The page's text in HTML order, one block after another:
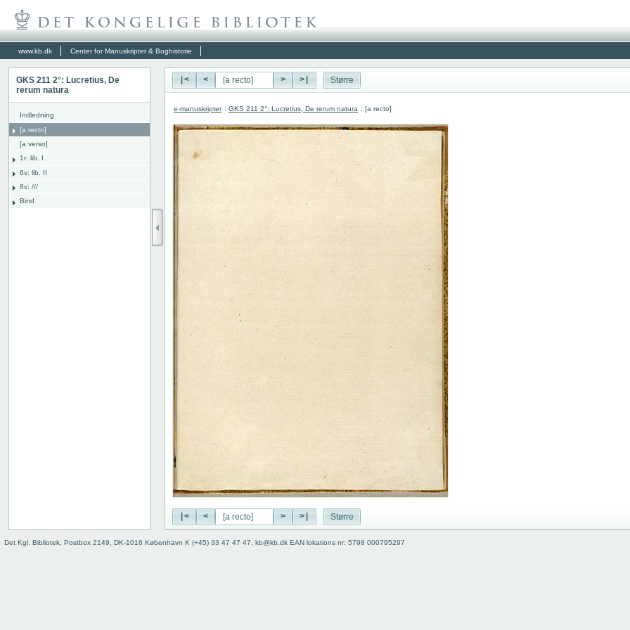
www.kb.dk Center for Manuskripter & Boghistorie
GKS 211 2°: Lucretius, De
rerum natura
Indledning
[a recto]
[a verso]
1r: lib. I
6v: lib. II
8v: ///
Bind
|< < > >| Større
e-manuskripter : GKS 211 2°: Lucretius, De rerum natura : [a recto]
|< < > >| Større
Det Kgl. Bibliotek, Postbox 2149, DK-1016 København K (+45) 33 47 47 47, kb@kb.dk EAN lokations nr: 5798 000795297